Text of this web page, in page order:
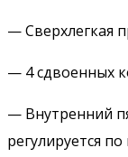
— Сверхлегкая
— 4 сдвоенных
— Внутренний
регулируется